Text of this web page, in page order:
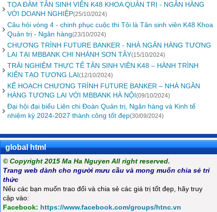
TỌA ĐÀM TÂN SINH VIÊN K48 KHOA QUẢN TRỊ - NGÂN HÀNG
VỚI DOANH NGHIỆP(25/10/2024)
Câu hỏi vòng 4 - chinh phục cuộc thi Tôi là Tân sinh viên K48 Khoa
Quản trị - Ngân hàng(23/10/2024)
CHƯƠNG TRÌNH FUTURE BANKER - NHÀ NGÂN HÀNG TƯƠNG
LAI TẠI MBBANK CHI NHÁNH SƠN TÂY(15/10/2024)
TRẢI NGHIỆM THỰC TẾ TÂN SINH VIÊN K48 – HÀNH TRÌNH
KIẾN TẠO TƯƠNG LAI(12/10/2024)
KẾ HOẠCH CHƯƠNG TRÌNH FUTURE BANKER – NHÀ NGÂN
HÀNG TƯƠNG LAI VỚI MBBANK HÀ NỘI(09/10/2024)
Đại hội đại biểu Liên chi Đoàn Quản trị, Ngân hàng và Kinh tế
nhiệm kỳ 2024-2027 thành công tốt đẹp(30/09/2024)
global html
© Copyright 2015 Ma Ha Nguyen All right reserved.
Trang web dành cho người mưu cầu và mong muốn chia sẻ tri
thức
Nếu các bạn muốn trao đổi và chia sẻ các giá trị tốt đẹp, hãy truy
cập vào:
Facebook: https://www.facebook.com/groups/htnc.vn